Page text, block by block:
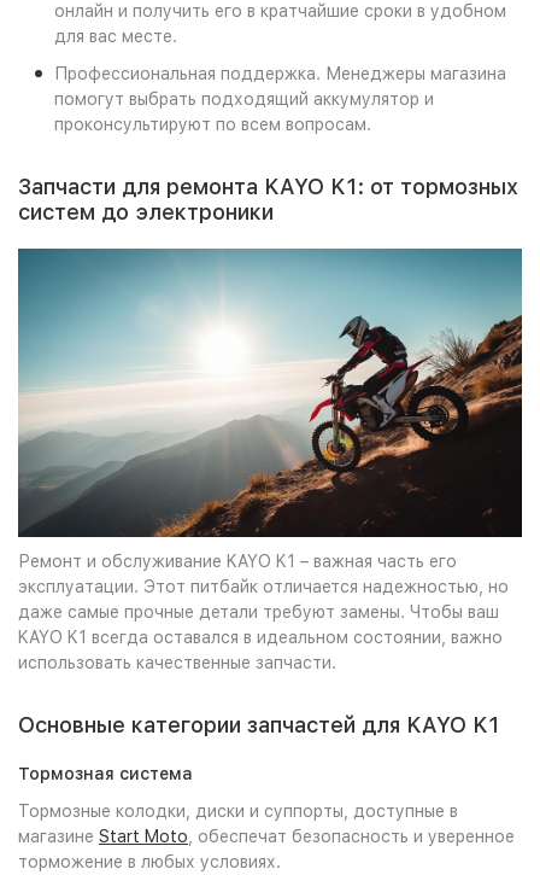
онлайн и получить его в кратчайшие сроки в удобном
для вас месте.
Профессиональная поддержка. Менеджеры магазина
помогут выбрать подходящий аккумулятор и
проконсультируют по всем вопросам.
Запчасти для ремонта KAYO K1: от тормозных
систем до электроники
Ремонт и обслуживание KAYO K1 – важная часть его
эксплуатации. Этот питбайк отличается надежностью, но
даже самые прочные детали требуют замены. Чтобы ваш
KAYO K1 всегда оставался в идеальном состоянии, важно
использовать качественные запчасти.
Основные категории запчастей для KAYO K1
Тормозная система
Тормозные колодки, диски и суппорты, доступные в
магазине Start Moto , обеспечат безопасность и уверенное
торможение в любых условиях.